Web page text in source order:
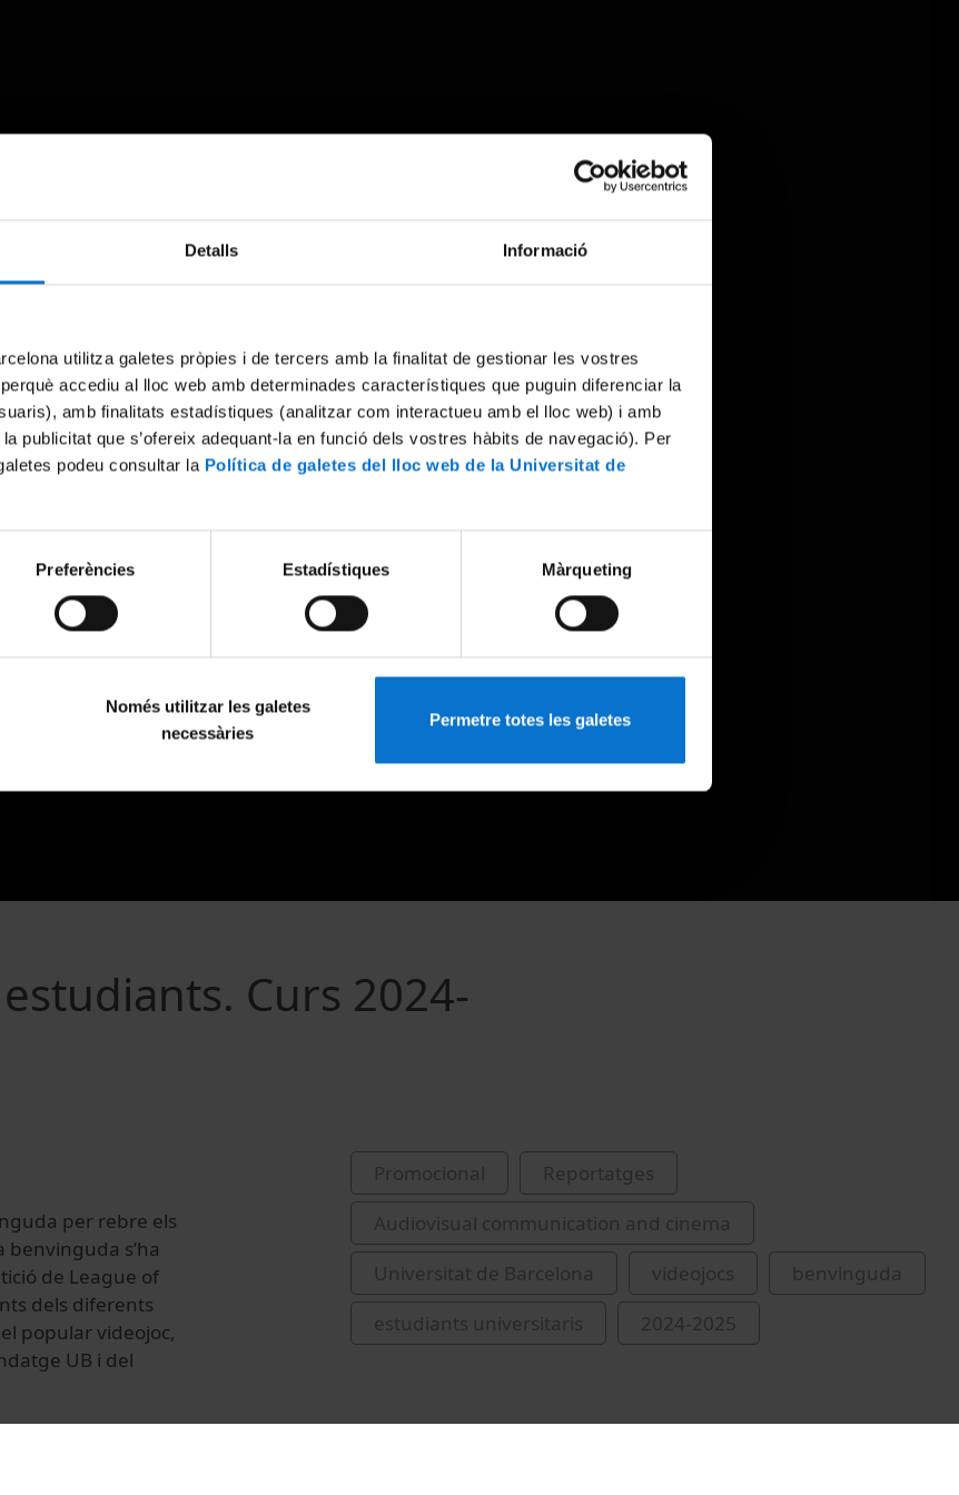
Detalls Informació
utilitza galetes pròpies i de tercers amb la finalitat de gestionar les vostres
accediu al lloc web amb determinades característiques que puguin diferenciar la
amb finalitats estadístiques (analitzar com interactueu amb el lloc web) i amb
publicitat que s’ofereix adequant-la en funció dels vostres hàbits de navegació). Per
podeu consultar la Política de galetes del lloc web de la Universitat de
Preferències Estadístiques Màrqueting
Només utilitzar les galetes
necessàries
Permetre totes les galetes
An error occurred, please try again later.
Try again
Curs 2024-
per rebre els
s’ha
de League of
dels diferents
popular videojoc,
UB i del
Promocional
Reportatges
Audiovisual communication and cinema
Universitat de Barcelona
videojocs
benvinguda
estudiants universitaris
2024-2025